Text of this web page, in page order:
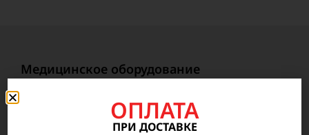
Медицинское оборудование
Анестезиология, Реанимация, неотложная
медицинская помощьОПЛАТА
ПРИ ДОСТАВКЕ